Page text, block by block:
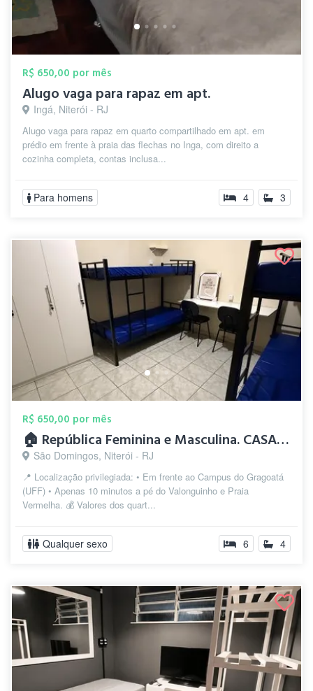
R$ 650,00 por mês
Alugo vaga para rapaz em apt.
Ingá, Niterói - RJ
Alugo vaga para rapaz em quarto compartilhado em apt. em
prédio em frente à praia das flechas no Inga, com direito a
cozinha completa, contas inclusa...
Para homens 4 3
R$ 650,00 por mês
🏠 República Feminina e Masculina. CASAS...
São Domingos, Niterói - RJ
📍 Localização privilegiada: • Em frente ao Campus do Gragoatá
(UFF) • Apenas 10 minutos a pé do Valonguinho e Praia
Vermelha. 💰 Valores dos quart...
Qualquer sexo 6 4